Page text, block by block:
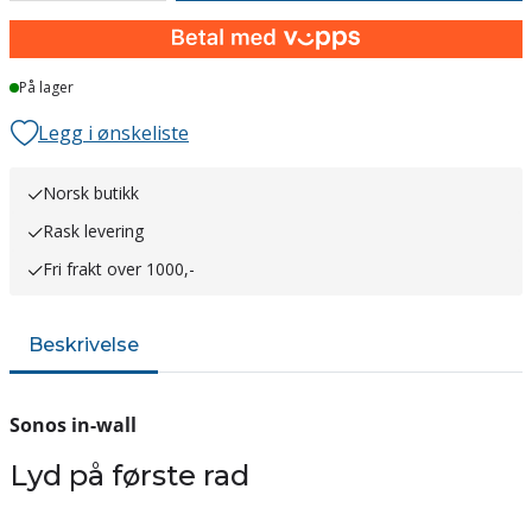
På lager
Legg i ønskeliste
Norsk butikk
Rask levering
Fri frakt over 1000,-
Beskrivelse
Sonos in-wall
Lyd på første rad